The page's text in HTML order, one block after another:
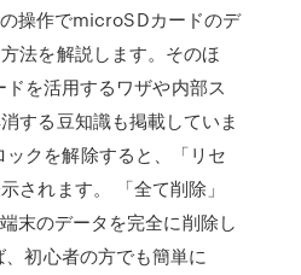
操作でmicroSDカードのデ
法を解説します。そのほ
を活用するワザや内部ス
する豆知識も掲載していま
クを解除すると、「リセ
されます。 「全て削除」
末のデータを完全に削除し
初心者の方でも簡単に